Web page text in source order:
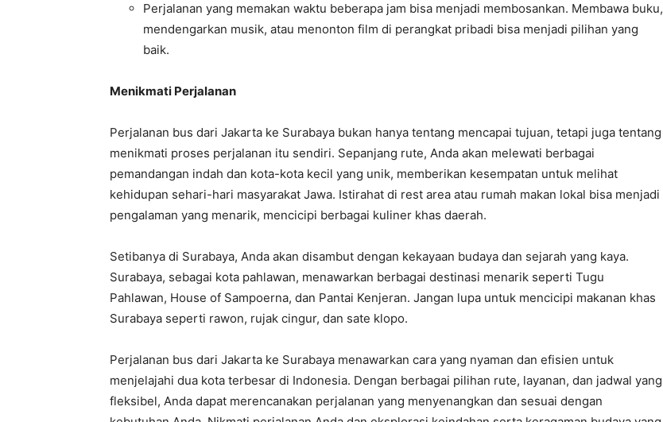
Perjalanan yang memakan waktu beberapa jam bisa menjadi membosankan. Membawa buku,
mendengarkan musik, atau menonton film di perangkat pribadi bisa menjadi pilihan yang
baik.
Menikmati Perjalanan
Perjalanan bus dari Jakarta ke Surabaya bukan hanya tentang mencapai tujuan, tetapi juga tentang
menikmati proses perjalanan itu sendiri. Sepanjang rute, Anda akan melewati berbagai
pemandangan indah dan kota-kota kecil yang unik, memberikan kesempatan untuk melihat
kehidupan sehari-hari masyarakat Jawa. Istirahat di rest area atau rumah makan lokal bisa menjadi
pengalaman yang menarik, mencicipi berbagai kuliner khas daerah.
Setibanya di Surabaya, Anda akan disambut dengan kekayaan budaya dan sejarah yang kaya.
Surabaya, sebagai kota pahlawan, menawarkan berbagai destinasi menarik seperti Tugu
Pahlawan, House of Sampoerna, dan Pantai Kenjeran. Jangan lupa untuk mencicipi makanan khas
Surabaya seperti rawon, rujak cingur, dan sate klopo.
Perjalanan bus dari Jakarta ke Surabaya menawarkan cara yang nyaman dan efisien untuk
menjelajahi dua kota terbesar di Indonesia. Dengan berbagai pilihan rute, layanan, dan jadwal yang
fleksibel, Anda dapat merencanakan perjalanan yang menyenangkan dan sesuai dengan